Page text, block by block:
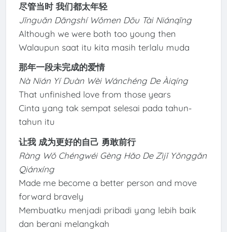
尽管当时 我们都太年轻
Jǐnguǎn Dāngshí Wǒmen Dōu Tài Niánqīng
Although we were both too young then
Walaupun saat itu kita masih terlalu muda
那年一段未完成的爱情
Nà Nián Yí Duàn Wèi Wánchéng De Àiqíng
That unfinished love from those years
Cinta yang tak sempat selesai pada tahun-
tahun itu
让我 成为更好的自己 勇敢前行
Ràng Wǒ Chéngwéi Gèng Hǎo De Zìjǐ Yǒnggǎn
Qiánxíng
Made me become a better person and move
forward bravely
Membuatku menjadi pribadi yang lebih baik
dan berani melangkah